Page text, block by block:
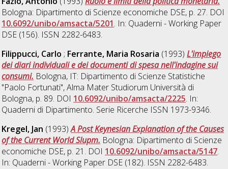
Bologna: Dipartimento di Scienze economiche DSE, p. 27. DOI
10.6092/unibo/amsacta/5201. In: Quaderni - Working Paper
DSE (156). ISSN 2282-6483.
Filippucci, Carlo ; Ferrante, Maria Rosaria (1993)L'impiego
dei diari individuali e dei documenti di spesa nell'indagine sui
consumi. Bologna, IT: Dipartimento di Scienze Statistiche
"Paolo Fortunati", Alma Mater Studiorum Università di
Bologna, p. 89. DOI 10.6092/unibo/amsacta/2225. In:
Quaderni di Dipartimento. Serie Ricerche ISSN 1973-9346.
Kregel, Jan (1993)A Post Keynesian Explanation of the Causes
of the Current World Slupm. Bologna: Dipartimento di Scienze
economiche DSE, p. 21. DOI 10.6092/unibo/amsacta/5147.
In: Quaderni - Working Paper DSE (182). ISSN 2282-6483.